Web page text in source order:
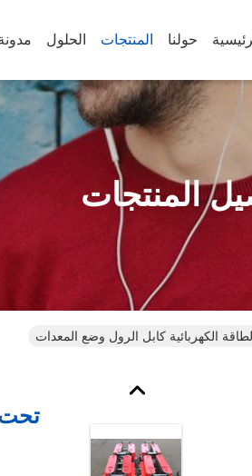
حولنا المنتجات الحلول
المنتجات
الكهربائية كابل الرول وضع المعدات
تحت